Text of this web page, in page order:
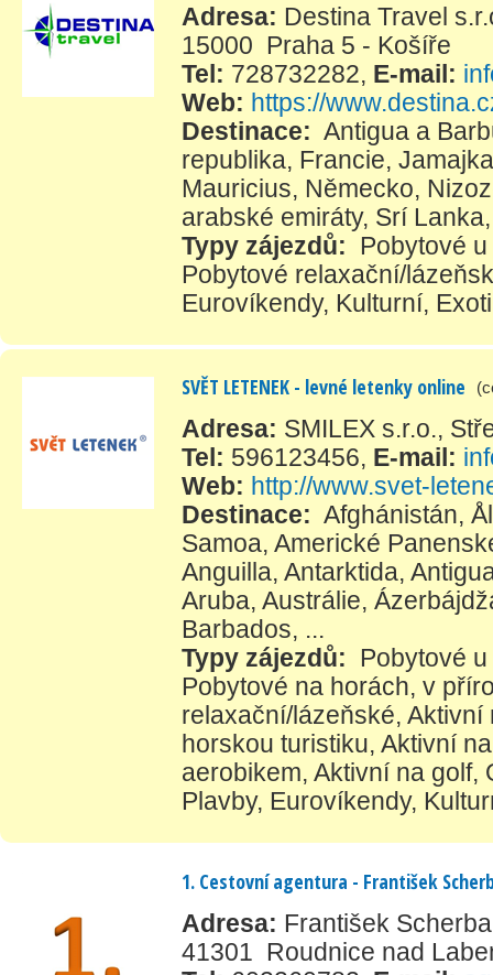
Adresa: Destina Travel
15000 Praha 5 - Košíře
Tel: 728732282, E-mail:
Web: https://
Destinace: Antigua a
republika, Francie, Jamajka
Mauricius, Německo,
arabské emiráty, Srí Lanka
Typy zájezdů:
Pobytové
Pobytové relaxační/
Eurovíkendy, Kulturní,
SVĚT LETENEK - levné letenky online
Adresa: SMILEX s.r.o.,
Tel: 596123456, E-mail:
Web: http://www.svet-
Destinace: Afghánistán,
Samoa, Americké
Anguilla, Antarktida,
Aruba, Austrálie,
Barbados, ...
Typy zájezdů:
Pobytové
Pobytové na horách, v
relaxační/lázeňské, Aktivní
horskou turistiku, Aktivní
aerobikem, Aktivní na golf,
Plavby, Eurovíkendy,
1. Cestovní agentura - František
Adresa: František
41301 Roudnice nad